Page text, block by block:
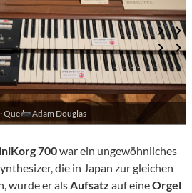
Quelle: Adam Douglas
700war ein ungewöhnliches
die in Japan zur gleichen
wurde er alsAufsatz auf eineOrgel